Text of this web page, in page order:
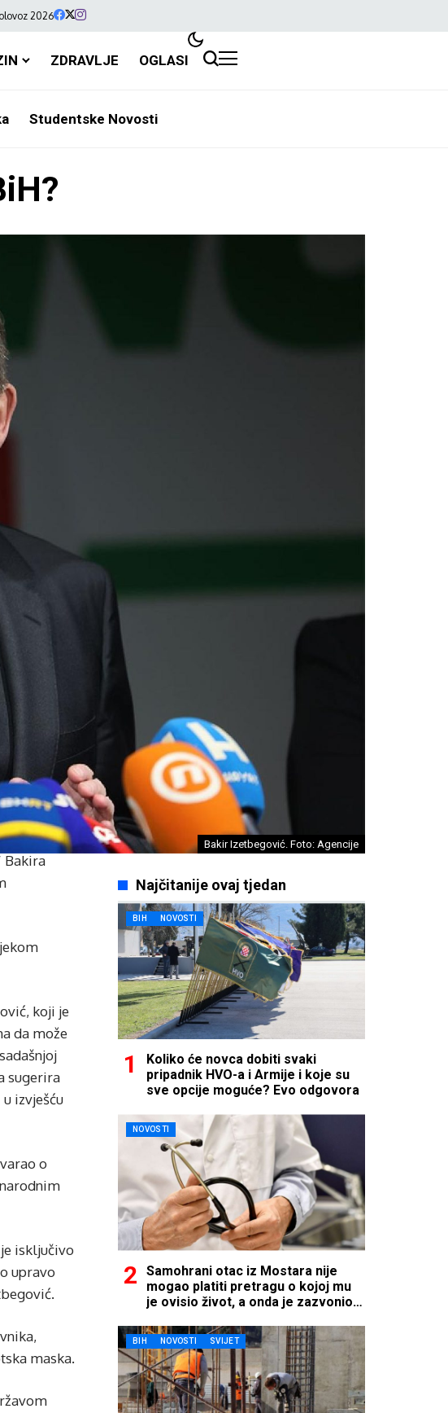
2026
ZDRAVLJE OGLASI
Studentske Novosti
Bakir Izetbegović. Foto: Agencije
Bakira
koji je
da može
sugerira
izvješću
o
isključivo
upravo
maska.
Najčitanije ovaj tjedan
BIH NOVOSTI
Koliko će novca dobiti svaki
pripadnik HVO-a i Armije i koje su
sve opcije moguće? Evo odgovora
NOVOSTI
Samohrani otac iz Mostara nije
mogao platiti pretragu o kojoj mu
je ovisio život, a onda je zazvonio
BIH NOVOSTI SVIJET